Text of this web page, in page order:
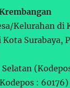
Kelurahan di
Surabaya,
: 60176)